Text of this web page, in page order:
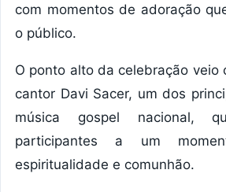
com momentos de adoração
o público.
O ponto alto da celebração veio
cantor Davi Sacer, um dos
música gospel nacional,
participantes a um
espiritualidade e comunhão.